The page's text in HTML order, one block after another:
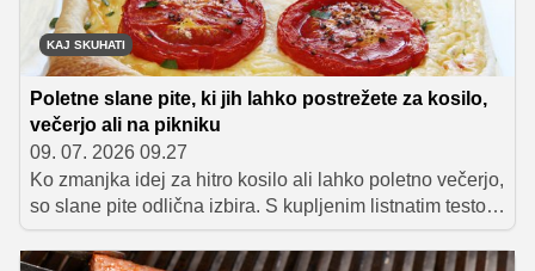
KAJ SKUHATI
Poletne slane pite, ki jih lahko postrežete za kosilo,
večerjo ali na pikniku
09. 07. 2026 09.27
Ko zmanjka idej za hitro kosilo ali lahko poletno večerjo,
so slane pite odlična izbira. S kupljenim listnatim testom
so pripravljene v rekordnem času, okusne pa so tako
sveže pečene kot tudi hladne. Zbrali smo pet preprostih